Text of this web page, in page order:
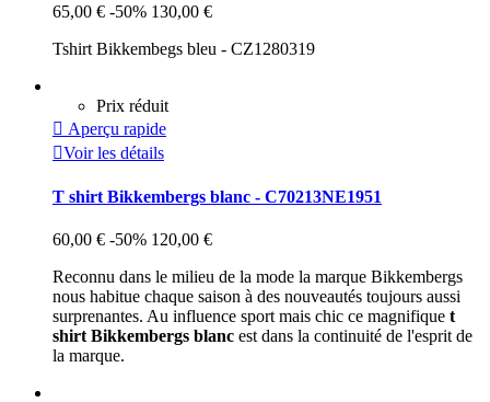
65,00 € -50% 130,00 €
Tshirt Bikkembegs bleu - CZ1280319
Prix réduit
 Aperçu rapide
Voir les détails
T shirt Bikkembergs blanc - C70213NE1951
60,00 € -50% 120,00 €
Reconnu dans le milieu de la mode la marque Bikkembergs
nous habitue chaque saison à des nouveautés toujours aussi
surprenantes. Au influence sport mais chic ce magnifique t
shirt Bikkembergs blanc est dans la continuité de l'esprit de
la marque.